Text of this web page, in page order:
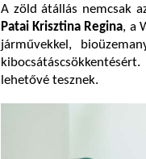
A zöld átállás nemcsak
Patai Krisztina Regina, a
járművekkel,
lehetővé tesznek.